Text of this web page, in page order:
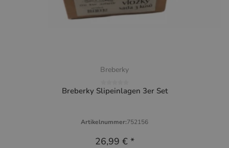
Breberky
Breberky Slipeinlagen 3er Set
Artikelnummer:752156
26,99 € *